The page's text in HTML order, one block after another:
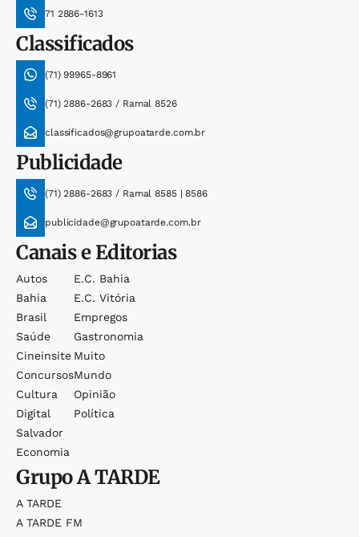
71 2886-1613
Classificados
(71) 99965-8961
(71) 2886-2683 / Ramal 8526
classificados@grupoatarde.com.br
Publicidade
(71) 2886-2683 / Ramal 8585 | 8586
publicidade@grupoatarde.com.br
Canais e Editorias
Autos
Bahia
Brasil
Saúde
Cineinsite
Concursos
Cultura
Digital
Salvador
Economia
E.c. Bahia
E.c. Vitória
Empregos
Gastronomia
Muito
Mundo
Opinião
Política
GrupoA TARDE
A TARDE
A TARDE FM